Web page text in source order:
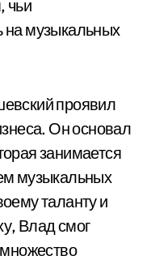
чьи
на музыкальных
проявил
Он основал
занимается
музыкальных
таланту и
Влад смог